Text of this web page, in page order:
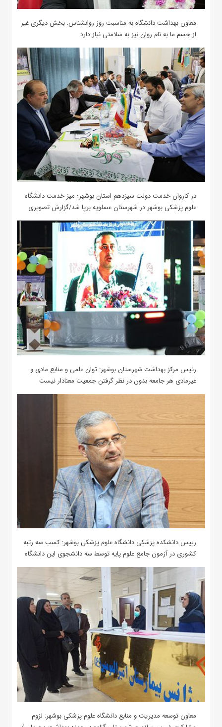
معاون بهداشت دانشگاه به مناسبت روز روانشناس: بخش دیگری غیر
از جسم ما به نام روان نیز به سلامتی نیاز دارد
در کاروان خدمت دولت سیزدهم استان بوشهر؛ میز خدمت دانشگاه
علوم پزشکی بوشهر در شهرستان عسلویه برپا شد/گزارش تصویری
رئیس مرکز بهداشت شهرستان بوشهر: توان علمی و منابع مادی و
غیرمادی هر جامعه بدون در نظر گرفتن جمعیت معنادار نیست
رییس دانشکده پزشکی دانشگاه علوم پزشکی بوشهر: کسب سه رتبه
کشوری در آزمون جامع علوم پایه توسط سه دانشجوی این دانشگاه
معاون توسعه مدیریت و منابع دانشگاه علوم پزشکی بوشهر: لزوم